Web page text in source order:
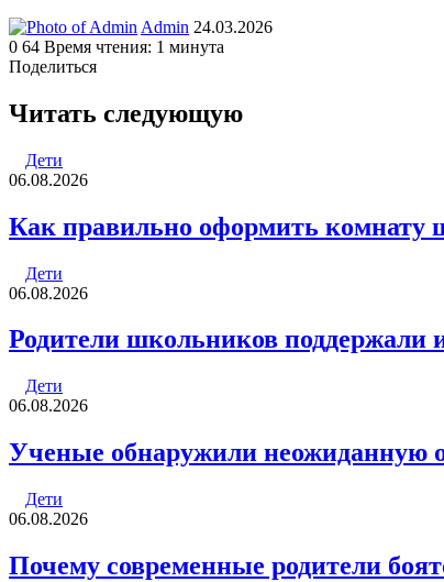
Admin Send
an
24.03.2026
0 64 Время чтения: 1 минута
Поделиться
через
электронную
Читать следующую
Дети
06.08.2026
Как правильно оформить комнату
Дети
06.08.2026
Родители школьников поддержали
Дети
06.08.2026
Ученые обнаружили неожиданную
Дети
06.08.2026
Почему современные родители